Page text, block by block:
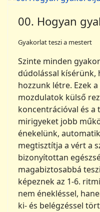
00. Hogyan
Gyakorlat teszi a mestert
Szinte minden
dúdolással kísérünk,
hozzunk létre. Ezek
mozdulatok külső
koncentrációval és a
mirigyeket jobb
énekelünk,
megtisztítja a vért a
bizonyítottan
magabiztosabbá
képeznek az 1-6.
nem énekléssel,
ki- és belégzéssel